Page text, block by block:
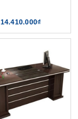
14.410.000₫